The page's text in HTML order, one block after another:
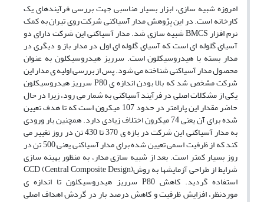
امروزه شبیه سازی، ابزار بسیار مناسبی جهت بررسی فرآیندهای یک
کارخانه است. در این پژوهش مدار آسیاکنی شرکت روی تیران به کمک
نرم افزار ‌BMCS شبیه سازی شد. مدار آسیاکنی این شرکت دارای دو
آسیای گلوله ای است که آسیای گلوله ای اول در مدار باز و دیگری در
مدار بسته با هیدروسیکلون است. سرریز هیدروسیکلون به عنوان
محصول مدار آسیاکنی شناخته می شود. پس از بررسی اولیه ی مدار این
شرکت مشخص شد که بالا بودن اندازه ی P80 سرریز هیدروسیکلون
یکی از مشکلات اصلی در فرآیند آسیاکنی به شمار می رود، زیرا در حال
حاضر مقدار این پارامتر در حدود 107 میکرون است که تا هدف تعیین
شده برای آن یعنی 74 میکرون اختلاف زیادی دارد. همچنین بار ورودی
به مدار آسیاکنی این شرکت در بازه ی 370 تا 430 تن در روز تغییر می
کند که از ظرفیت اسمی تعیین شده برای مدار آسیاکنی یعنی 500 تن در
روز بسیار کمتر است. بعد از شبیه سازی مدار، به منظور بهینه سازی
شرایط از طراحی آزمایشها به روش(CCD (Central Composite Design
استفاده گردید. کاهش P80 سرریز هیدروسیکلون تا اندازه ی
موردنظر، افزایش ظرفیت و کاهش درصد بار در گردش اهداف اصلی